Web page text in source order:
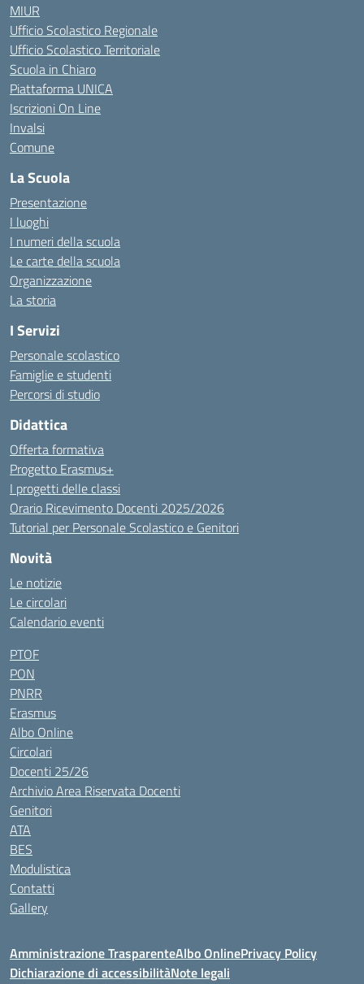
MIUR
Ufficio Scolastico Regionale
Ufficio Scolastico Territoriale
Scuola in Chiaro
Piattaforma UNICA
Iscrizioni On Line
Invalsi
Comune
La Scuola
Presentazione
I luoghi
I numeri della scuola
Le carte della scuola
Organizzazione
La storia
I Servizi
Personale scolastico
Famiglie e studenti
Percorsi di studio
Didattica
Offerta formativa
Progetto Erasmus+
I progetti delle classi
Orario Ricevimento Docenti 2025/2026
Tutorial per Personale Scolastico e Genitori
Novità
Le notizie
Le circolari
Calendario eventi
PTOF
PON
PNRR
Erasmus
Albo Online
Circolari
Docenti 25/26
Archivio Area Riservata Docenti
Genitori
ATA
BES
Modulistica
Contatti
Gallery
Amministrazione TrasparenteAlbo OnlinePrivacy Policy
Dichiarazione di accessibilitàNote legali